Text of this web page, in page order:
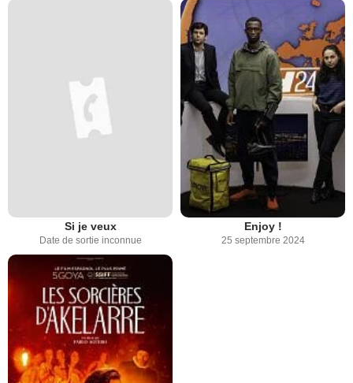
Si je veux
Date de sortie inconnue
Enjoy !
25 septembre 2024